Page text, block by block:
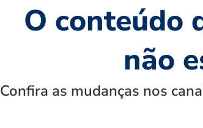
O conteúdo
não
Confira as mudanças nos